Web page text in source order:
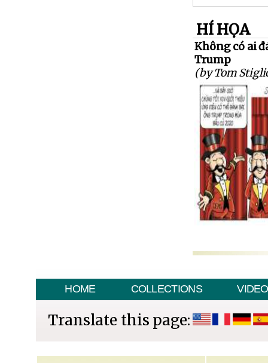
HÍ HỌA
Không có ai
Trump
(by Tom
HOME COLLECTIONS VIDEO
Translate this page: